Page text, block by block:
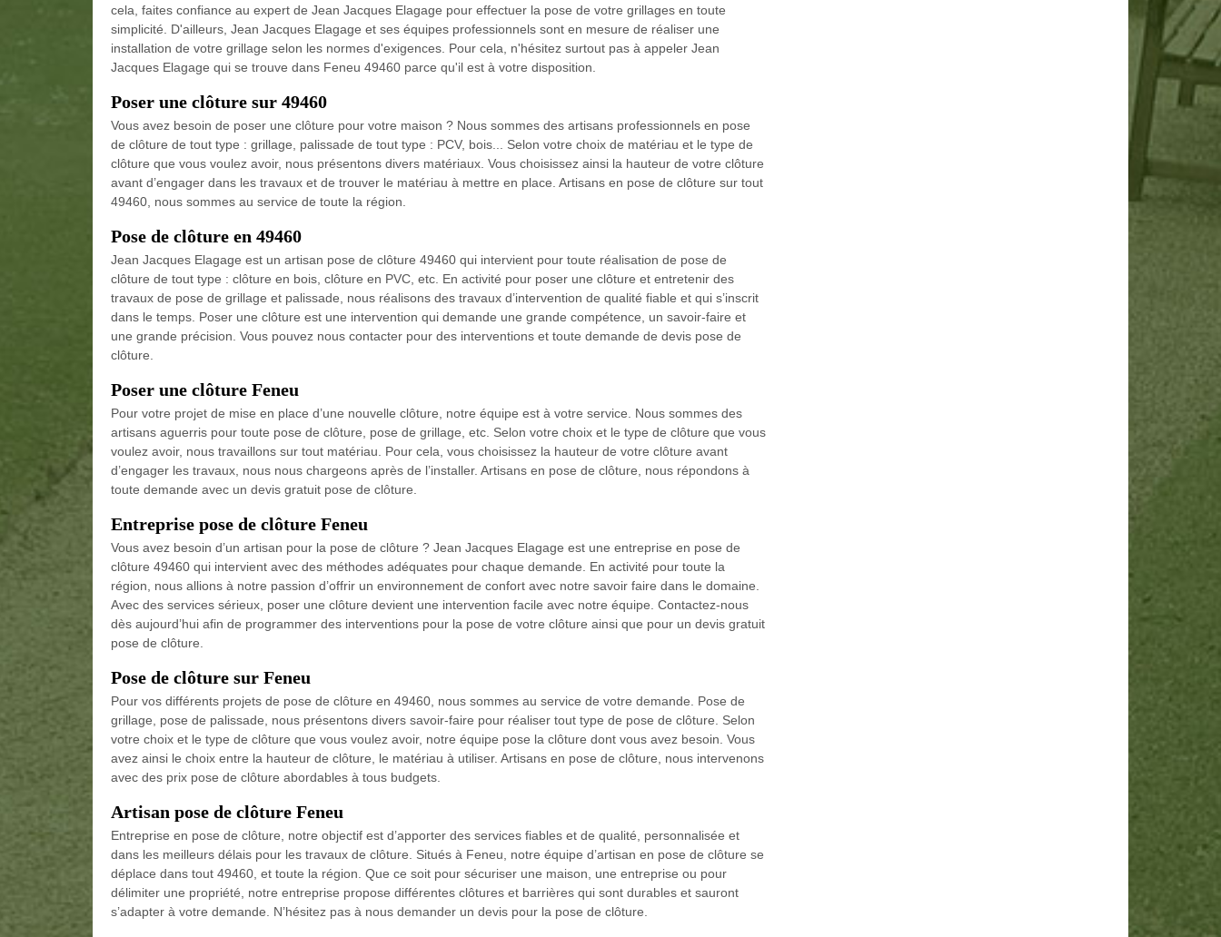
cela, faites confiance au expert de Jean Jacques Elagage pour effectuer la pose de votre grillages en toute
simplicité. D'ailleurs, Jean Jacques Elagage et ses équipes professionnels sont en mesure de réaliser une
installation de votre grillage selon les normes d'exigences. Pour cela, n'hésitez surtout pas à appeler Jean
Jacques Elagage qui se trouve dans Feneu 49460 parce qu'il est à votre disposition.
Poser une clôture sur 49460
Vous avez besoin de poser une clôture pour votre maison ? Nous sommes des artisans professionnels en pose
de clôture de tout type : grillage, palissade de tout type : PCV, bois... Selon votre choix de matériau et le type de
clôture que vous voulez avoir, nous présentons divers matériaux. Vous choisissez ainsi la hauteur de votre clôture
avant d’engager dans les travaux et de trouver le matériau à mettre en place. Artisans en pose de clôture sur tout
49460, nous sommes au service de toute la région.
Pose de clôture en 49460
Jean Jacques Elagage est un artisan pose de clôture 49460 qui intervient pour toute réalisation de pose de
clôture de tout type : clôture en bois, clôture en PVC, etc. En activité pour poser une clôture et entretenir des
travaux de pose de grillage et palissade, nous réalisons des travaux d’intervention de qualité fiable et qui s’inscrit
dans le temps. Poser une clôture est une intervention qui demande une grande compétence, un savoir-faire et
une grande précision. Vous pouvez nous contacter pour des interventions et toute demande de devis pose de
clôture.
Poser une clôture Feneu
Pour votre projet de mise en place d’une nouvelle clôture, notre équipe est à votre service. Nous sommes des
artisans aguerris pour toute pose de clôture, pose de grillage, etc. Selon votre choix et le type de clôture que vous
voulez avoir, nous travaillons sur tout matériau. Pour cela, vous choisissez la hauteur de votre clôture avant
d’engager les travaux, nous nous chargeons après de l’installer. Artisans en pose de clôture, nous répondons à
toute demande avec un devis gratuit pose de clôture.
Entreprise pose de clôture Feneu
Vous avez besoin d’un artisan pour la pose de clôture ? Jean Jacques Elagage est une entreprise en pose de
clôture 49460 qui intervient avec des méthodes adéquates pour chaque demande. En activité pour toute la
région, nous allions à notre passion d’offrir un environnement de confort avec notre savoir faire dans le domaine.
Avec des services sérieux, poser une clôture devient une intervention facile avec notre équipe. Contactez-nous
dès aujourd’hui afin de programmer des interventions pour la pose de votre clôture ainsi que pour un devis gratuit
pose de clôture.
Pose de clôture sur Feneu
Pour vos différents projets de pose de clôture en 49460, nous sommes au service de votre demande. Pose de
grillage, pose de palissade, nous présentons divers savoir-faire pour réaliser tout type de pose de clôture. Selon
votre choix et le type de clôture que vous voulez avoir, notre équipe pose la clôture dont vous avez besoin. Vous
avez ainsi le choix entre la hauteur de clôture, le matériau à utiliser. Artisans en pose de clôture, nous intervenons
avec des prix pose de clôture abordables à tous budgets.
Artisan pose de clôture Feneu
Entreprise en pose de clôture, notre objectif est d’apporter des services fiables et de qualité, personnalisée et
dans les meilleurs délais pour les travaux de clôture. Situés à Feneu, notre équipe d’artisan en pose de clôture se
déplace dans tout 49460, et toute la région. Que ce soit pour sécuriser une maison, une entreprise ou pour
délimiter une propriété, notre entreprise propose différentes clôtures et barrières qui sont durables et sauront
s’adapter à votre demande. N’hésitez pas à nous demander un devis pour la pose de clôture.